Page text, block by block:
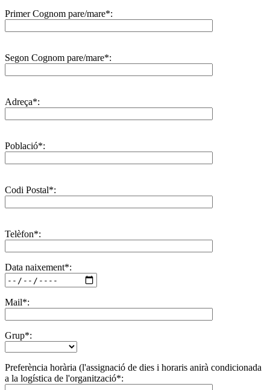
Primer Cognom pare/mare*:
Segon Cognom pare/mare*:
Adreça*:
Població*:
Codi Postal*:
Telèfon*:
Data naixement*:
Mail*:
Grup*:
Preferència horària (l'assignació de dies i horaris anirà condicionada
a la logística de l'organització*: